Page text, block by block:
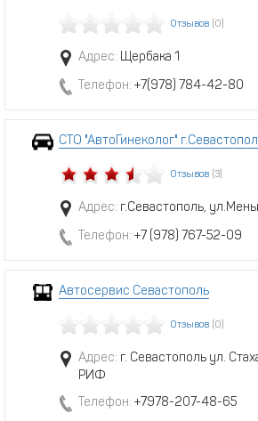
Отзывов (0)
Адрес: Щербака 1
Телефон: +7(978) 784-42-80
СТО "АвтоГинеколог"
Отзывов (3)
Адрес: г.Севастополь,
Телефон: +7 (978) 767-52-09
Автосервис Севастополь
Отзывов (0)
Адрес: г. Севастополь ул.
РИФ
Телефон: +7978-207-48-65